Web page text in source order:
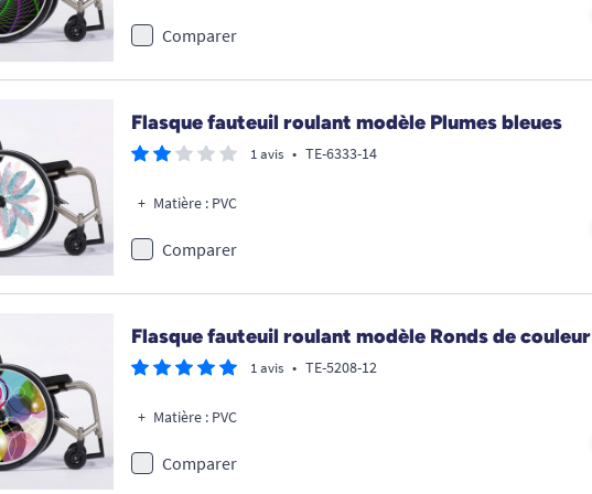
Comparer
Flasque fauteuil roulant modèle Plumes bleues
1 avis • TE-6333-14
Matière : PVC
Comparer
Flasque fauteuil roulant modèle Ronds de couleur
1 avis • TE-5208-12
Matière : PVC
Comparer